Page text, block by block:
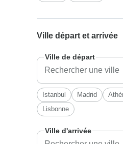
Ville départ et arrivée
Ville de départ
Istanbul Madrid
Lisbonne
Ville d'arrivée